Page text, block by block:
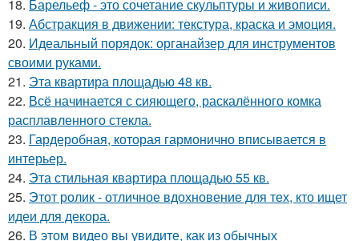
18. Барельеф - это сочетание скульптуры и живописи.
19. Абстракция в движении: текстура, краска и эмоция.
20. Идеальный порядок: органайзер для инструментов
своими руками.
21. Эта квартира площадью 48 кв.
22. Всё начинается с сияющего, раскалённого комка
расплавленного стекла.
23. Гардеробная, которая гармонично вписывается в
интерьер.
24. Эта стильная квартира площадью 55 кв.
25. Этот ролик - отличное вдохновение для тех, кто ищет
идеи для декора.
26. В этом видео вы увидите, как из обычных